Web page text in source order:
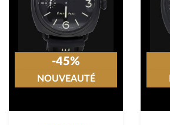
-45%
NOUVEAUTÉ